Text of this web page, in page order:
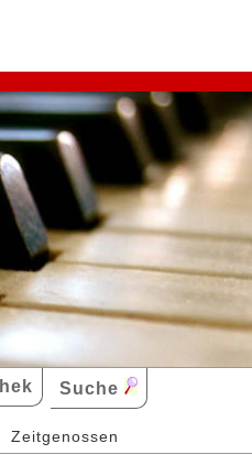
Suche
Zeitgenossen